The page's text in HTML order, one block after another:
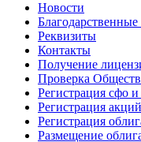
Новости
Благодарственные
Реквизиты
Контакты
Получение
Проверка
Регистрация сфо
Регистрация акций
Регистрация
Размещение